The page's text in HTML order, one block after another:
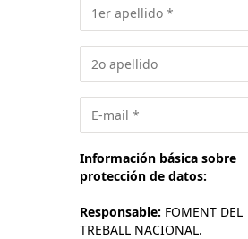
Información básica sobre
protección de datos:
Responsable: FOMENT DEL
TREBALL NACIONAL.